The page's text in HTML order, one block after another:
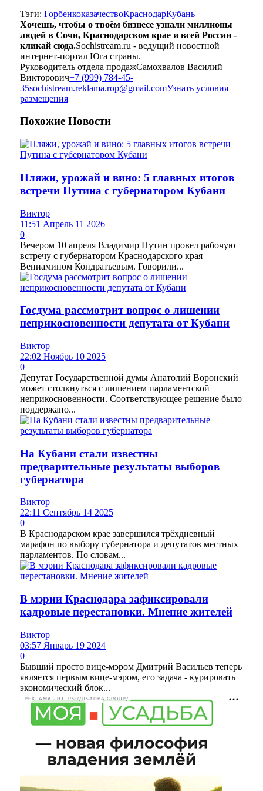
Тэги: ГорбенкоказачествоКраснодарКубань
Хочешь, чтобы о твоём бизнесе узнали миллионы
людей в Сочи, Краснодарском крае и всей России -
кликай сюда.Sochistream.ru - ведущий новостной
интернет-портал Юга страны.
Руководитель отдела продажСамохвалов Василий
Викторович+7 (999) 784-45-
35sochistream.reklama.rop@gmail.comУзнать условия
размещения
Похожие Новости
Пляжи, урожай и вино: 5 главных итогов
встречи Путина с губернатором Кубани
Виктор
11:51 Апрель 11 2026
0
Вечером 10 апреля Владимир Путин провел рабочую
встречу с губернатором Краснодарского края
Вениамином Кондратьевым. Говорили...
Госдума рассмотрит вопрос о лишении
неприкосновенности депутата от Кубани
Виктор
22:02 Ноябрь 10 2025
0
Депутат Государственной думы Анатолий Воронский
может столкнуться с лишением парламентской
неприкосновенности. Соответствующее решение было
поддержано...
На Кубани стали известны
предварительные результаты выборов
губернатора
Виктор
22:11 Сентябрь 14 2025
0
В Краснодарском крае завершился трёхдневный
марафон по выбору губернатора и депутатов местных
парламентов. По словам...
В мэрии Краснодара зафиксировали
кадровые перестановки. Мнение жителей
Виктор
03:57 Январь 19 2024
0
Бывший просто вице-мэром Дмитрий Васильев теперь
является первым вице-мэром, его задача - курировать
экономический блок...
РЕКЛАМА • HTTPS://USADBA.GROUP/